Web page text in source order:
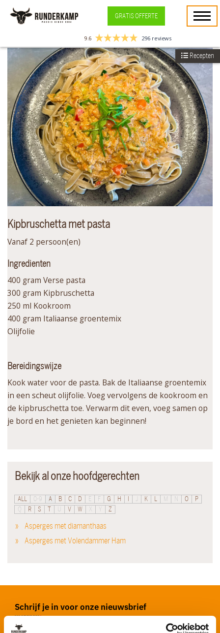
GRATIS OFFERTE
9.6 296 reviews
Kipbruschetta met pasta
Vanaf 2 persoon(en)
Ingredienten
400 gram Verse pasta
300 gram Kipbruschetta
250 ml Kookroom
400 gram Italiaanse groentemix
Olijfolie
Bereidingswijze
Kook water voor de pasta. Bak de Italiaanse groentemix
in een scheut olijfolie. Voeg vervolgens de kookroom en
de kipbruschetta toe. Verwarm dit even, voeg samen op
je bord en het genieten kan beginnen!
Bekijk al onze hoofdgerechten
ALL 0-9 A B C D E F G H J K L M N O
P
Q
R S U V W X Y Z
Asperges met diamanthaas
Asperges met Volendammer Ham
Recepten
Schrijf je in voor onze nieuwsbrief
Voornaam*